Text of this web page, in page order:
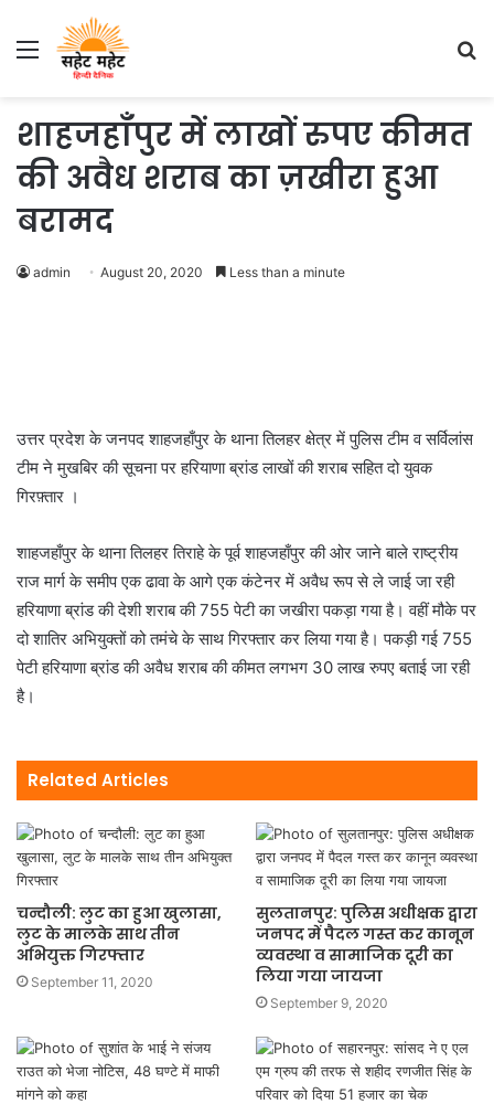
Menu
शाहजहाँपुर में लाखों रुपए कीमत
की अवैध शराब का ज़खीरा हुआ
बरामद
admin August 20, 2020 Less than a minute
उत्तर प्रदेश के जनपद शाहजहाँपुर के थाना तिलहर क्षेत्र में पुलिस टीम व सर्विलांस
टीम ने मुखबिर की सूचना पर हरियाणा ब्रांड लाखों की शराब सहित दो युवक
गिरफ़्तार ।
शाहजहाँपुर के थाना तिलहर तिराहे के पूर्व शाहजहाँपुर की ओर जाने बाले राष्ट्रीय
राज मार्ग के समीप एक ढावा के आगे एक कंटेनर में अवैध रूप से ले जाई जा रही
हरियाणा ब्रांड की देशी शराब की 755 पेटी का जखीरा पकड़ा गया है। वहीं मौके पर
दो शातिर अभियुक्तों को तमंचे के साथ गिरफ्तार कर लिया गया है। पकड़ी गई 755
पेटी हरियाणा ब्रांड की अवैध शराब की कीमत लगभग 30 लाख रुपए बताई जा रही
है।
Related Articles
चन्दौली: लुट का हुआ खुलासा,
लुट के मालके साथ तीन
अभियुक्त गिरफ्तार
September 11, 2020
सुलतानपुर: पुलिस अधीक्षक द्वारा
जनपद में पैदल गस्त कर कानून
व्यवस्था व सामाजिक दूरी का
लिया गया जायजा
September 9, 2020